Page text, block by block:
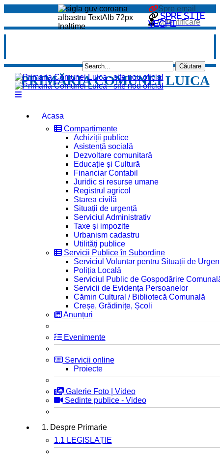
Spre site
vechi
Spre email
Autentificare
PRIMĂRIA COMUNEI LUICA
Acasa
Compartimente
Achiziții publice
Asistență socială
Dezvoltare comunitară
Educație și Cultură
Financiar Contabil
Juridic si resurse umane
Registrul agricol
Starea civilă
Situații de urgență
Serviciul Administrativ
Taxe și impozite
Urbanism cadastru
Utilități publice
Servicii Publice în Subordine
Serviciul Voluntar pentru Situații de
Poliția Locală
Serviciul Public de Gospodărire
Servicii de Evidența Persoanelor
Cămin Cultural / Bibliotecă Comunală
Creșe, Grădinițe, Școli
Anunțuri
Evenimente
Servicii online
Proiecte
Galerie Foto | Video
Sedinte publice - Video
1. Despre Primarie
1.1 LEGISLAȚIE